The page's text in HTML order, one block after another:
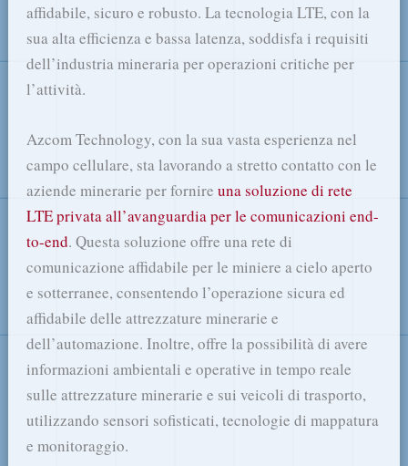
affidabile, sicuro e robusto. La tecnologia LTE, con la
sua alta efficienza e bassa latenza, soddisfa i requisiti
dell’industria mineraria per operazioni critiche per
l’attività.
Azcom Technology, con la sua vasta esperienza nel
campo cellulare, sta lavorando a stretto contatto con le
aziende minerarie per fornireuna soluzione di rete
LTE privata all’avanguardia per le comunicazioni end-
to-end. Questa soluzione offre una rete di
comunicazione affidabile per le miniere a cielo aperto
e sotterranee, consentendo l’operazione sicura ed
affidabile delle attrezzature minerarie e
dell’automazione. Inoltre, offre la possibilità di avere
informazioni ambientali e operative in tempo reale
sulle attrezzature minerarie e sui veicoli di trasporto,
utilizzando sensori sofisticati, tecnologie di mappatura
e monitoraggio.